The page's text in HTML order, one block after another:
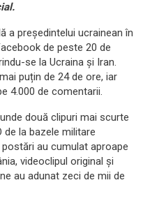
a președintelui ucrainean în
de peste 20 de
se la Ucraina și Iran.
puțin de 24 de ore, iar
4.000 de comentarii.
două clipuri mai scurte
la bazele militare
postări au cumulat aproape
videoclipul original și
au adunat zeci de mii de